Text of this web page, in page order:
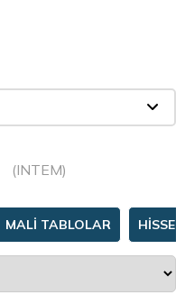
(INTEM)
MALİ TABLOLAR HİSSE